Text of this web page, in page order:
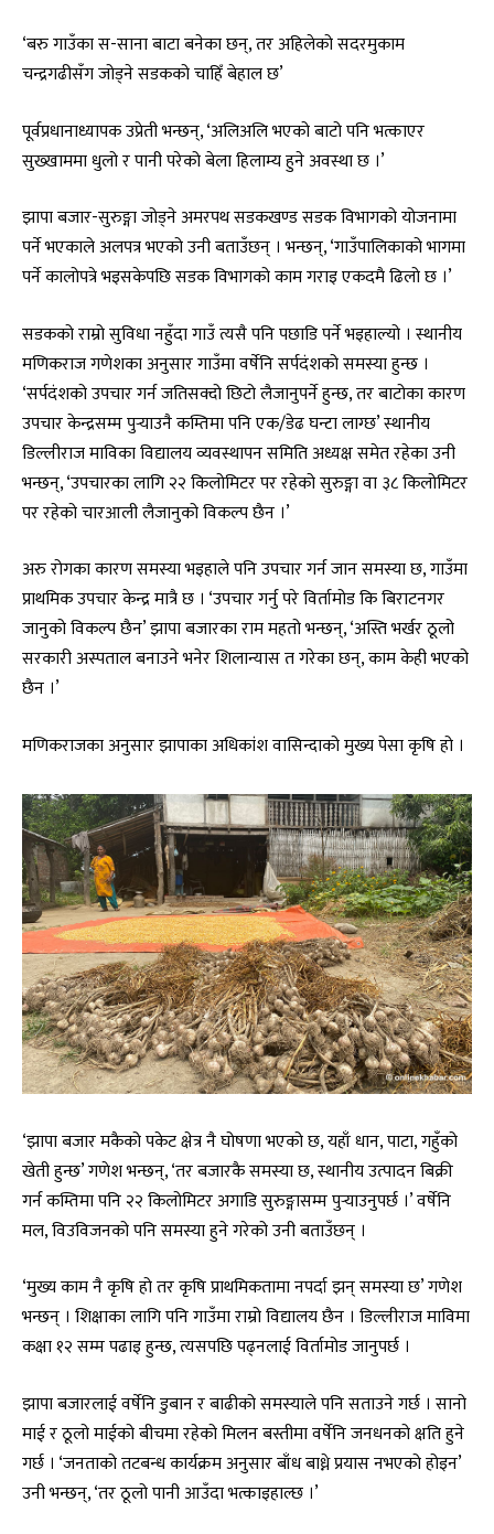
‘बरु गाउँका स-साना बाटा बनेका छन्, तर अहिलेको सदरमुकाम
चन्द्रगढीसँग जोड्ने सडकको चाहिँ बेहाल छ’
पूर्वप्रधानाध्यापक उप्रेती भन्छन्, ‘अलिअलि भएको बाटो पनि भत्काएर
सुख्खाममा धुलो र पानी परेको बेला हिलाम्य हुने अवस्था छ ।’
झापा बजार-सुरुङ्गा जोड्ने अमरपथ सडकखण्ड सडक विभागको योजनामा
पर्ने भएकाले अलपत्र भएको उनी बताउँछन् । भन्छन्, ‘गाउँपालिकाको भागमा
पर्ने कालोपत्रे भइसकेपछि सडक विभागको काम गराइ एकदमै ढिलो छ ।’
सडकको राम्रो सुविधा नहुँदा गाउँ त्यसै पनि पछाडि पर्ने भइहाल्यो । स्थानीय
मणिकराज गणेशका अनुसार गाउँमा वर्षेनि सर्पदंशको समस्या हुन्छ ।
‘सर्पदंशको उपचार गर्न जतिसक्दो छिटो लैजानुपर्ने हुन्छ, तर बाटोका कारण
उपचार केन्द्रसम्म पुर्‍याउनै कम्तिमा पनि एक/डेढ घन्टा लाग्छ’ स्थानीय
डिल्लीराज माविका विद्यालय व्यवस्थापन समिति अध्यक्ष समेत रहेका उनी
भन्छन्, ‘उपचारका लागि २२ किलोमिटर पर रहेको सुरुङ्गा वा ३८ किलोमिटर
पर रहेको चारआली लैजानुको विकल्प छैन ।’
अरु रोगका कारण समस्या भइहाले पनि उपचार गर्न जान समस्या छ, गाउँमा
प्राथमिक उपचार केन्द्र मात्रै छ । ‘उपचार गर्नु परे विर्तामोड कि बिराटनगर
जानुको विकल्प छैन’ झापा बजारका राम महतो भन्छन्, ‘अस्ति भर्खर ठूलो
सरकारी अस्पताल बनाउने भनेर शिलान्यास त गरेका छन्, काम केही भएको
छैन ।’
मणिकराजका अनुसार झापाका अधिकांश वासिन्दाको मुख्य पेसा कृषि हो ।
‘झापा बजार मकैको पकेट क्षेत्र नै घोषणा भएको छ, यहाँ धान, पाटा, गहुँको
खेती हुन्छ’ गणेश भन्छन्, ‘तर बजारकै समस्या छ, स्थानीय उत्पादन बिक्री
गर्न कम्तिमा पनि २२ किलोमिटर अगाडि सुरुङ्गासम्म पुर्‍याउनुपर्छ ।’ वर्षेनि
मल, विउविजनको पनि समस्या हुने गरेको उनी बताउँछन् ।
‘मुख्य काम नै कृषि हो तर कृषि प्राथमिकतामा नपर्दा झन् समस्या छ’ गणेश
भन्छन् । शिक्षाका लागि पनि गाउँमा राम्रो विद्यालय छैन । डिल्लीराज माविमा
कक्षा १२ सम्म पढाइ हुन्छ, त्यसपछि पढ्नलाई विर्तामोड जानुपर्छ ।
झापा बजारलाई वर्षेनि डुबान र बाढीको समस्याले पनि सताउने गर्छ । सानो
माई र ठूलो माईको बीचमा रहेको मिलन बस्तीमा वर्षेनि जनधनको क्षति हुने
गर्छ । ‘जनताको तटबन्ध कार्यक्रम अनुसार बाँध बाध्ने प्रयास नभएको होइन’
उनी भन्छन्, ‘तर ठूलो पानी आउँदा भत्काइहाल्छ ।’